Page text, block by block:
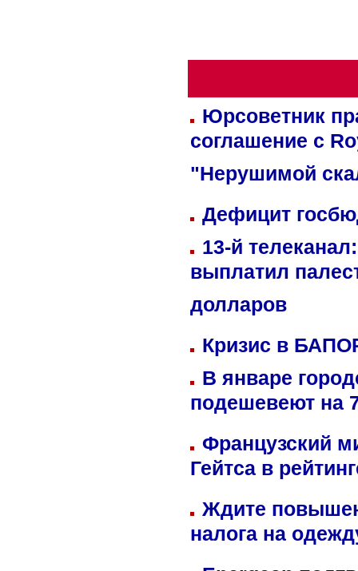
Юрсоветник
соглашение с
"Нерушимой
Дефицит
13-й
выплатил
долларов
Кризис в
В январе
подешевеют на
Французский
Гейтса в
Ждите
налога на